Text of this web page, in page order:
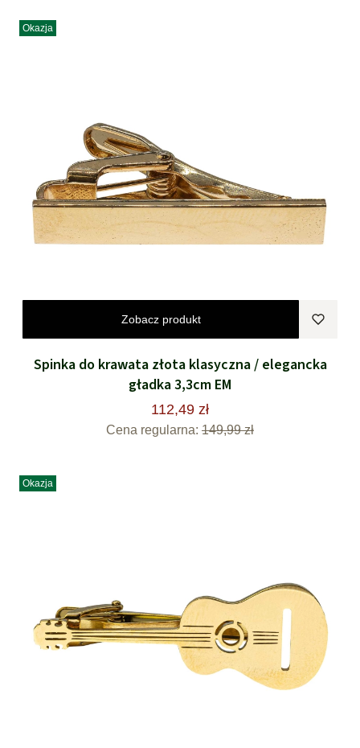
Okazja
Zobacz produkt
Spinka do krawata złota klasyczna / elegancka
gładka 3,3cm EM
112,49 zł
Cena regularna: 149,99 zł
Okazja